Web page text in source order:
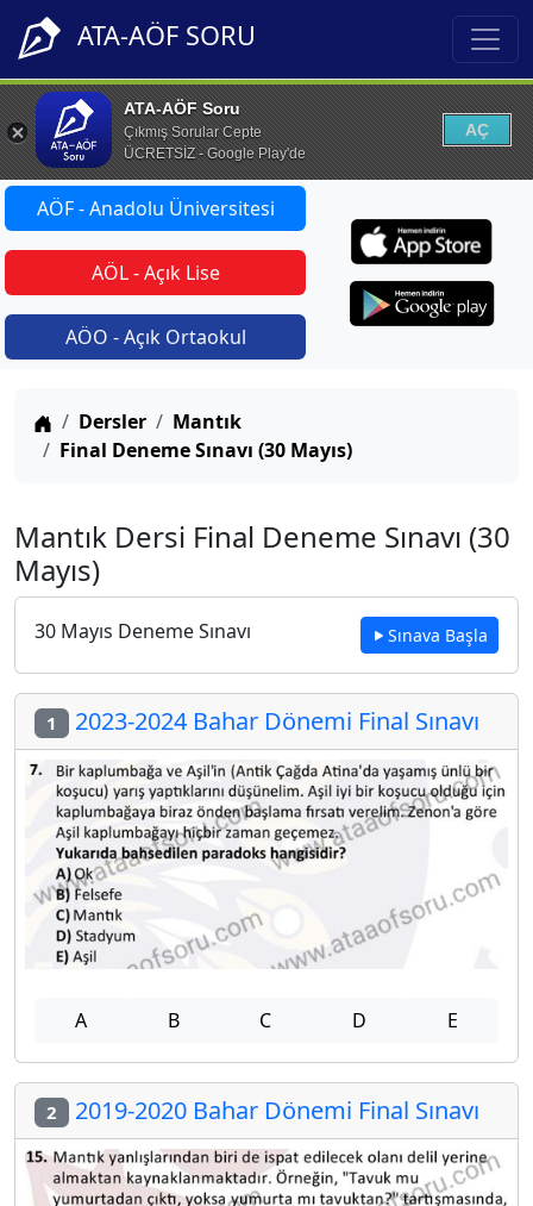
ATA-AÖF SORU
ATA-AÖF Soru
Çıkmış Sorular Cepte
ÜCRETSİZ - Google Play'de
AÇ
AÖF - Anadolu Üniversitesi
AÖL - Açık Lise
AÖO - Açık Ortaokul
Anasayfa
Dersler
Mantık
Final Deneme Sınavı (30 Mayıs)
Mantık Dersi Final Deneme Sınavı (30
Mayıs)
30 Mayıs Deneme Sınavı Sınava Başla
1 2023-2024 Bahar Dönemi Final Sınavı
A B C D E
2 2019-2020 Bahar Dönemi Final Sınavı